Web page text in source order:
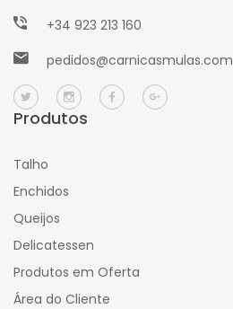
+34 923 213 160
pedidos@carnicasmulas.com
Produtos
Talho
Enchidos
Queijos
Delicatessen
Produtos em Oferta
Área do Cliente